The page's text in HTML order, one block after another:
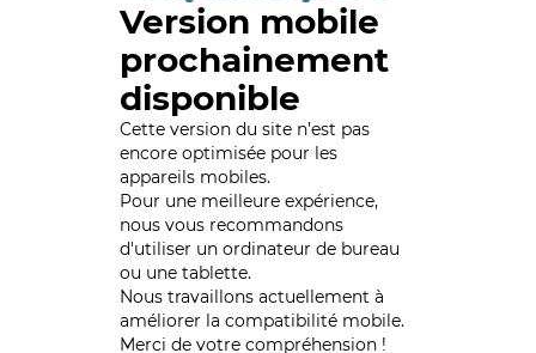
Version mobile
prochainement
disponible
Cette version du site n’est pas
encore optimisée pour les
appareils mobiles.
Pour une meilleure expérience,
nous vous recommandons
d'utiliser un ordinateur de bureau
ou une tablette.
Nous travaillons actuellement à
améliorer la compatibilité mobile.
Merci de votre compréhension !